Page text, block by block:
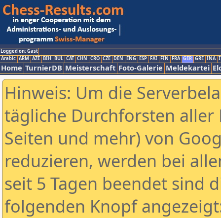
Logged on: Gast
Arabic ARM AZE BIH BUL CAT CHN CRO CZE DEN ENG ESP FAI FIN FRA GER GRE INA
Home TurnierDB Meisterschaft Foto-Galerie Meldekartei
Hinweis: Um die
tägliche Durchforsten aller
Seiten und mehr) von
reduzieren, werden bei
seit 5 Tagen beendet sind
folgenden Knopf